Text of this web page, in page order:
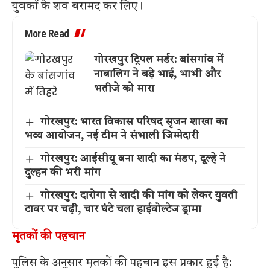
युवकों के शव बरामद कर लिए।
More Read
गोरखपुर ट्रिपल मर्डर: बांसगांव में
नाबालिग ने बड़े भाई, भाभी और
भतीजे को मारा
गोरखपुर: भारत विकास परिषद सृजन शाखा का
भव्य आयोजन, नई टीम ने संभाली जिम्मेदारी
गोरखपुर: आईसीयू बना शादी का मंडप, दूल्हे ने
दुल्हन की भरी मांग
गोरखपुर: दारोगा से शादी की मांग को लेकर युवती
टावर पर चढ़ी, चार घंटे चला हाईवोल्टेज ड्रामा
मृतकों की पहचान
पुलिस के अनुसार मृतकों की पहचान इस प्रकार हुई है: